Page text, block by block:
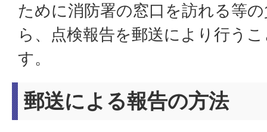
ために消防署の窓口を訪れる等
ら、点検報告を郵送により行う
す。
郵送による報告の方法